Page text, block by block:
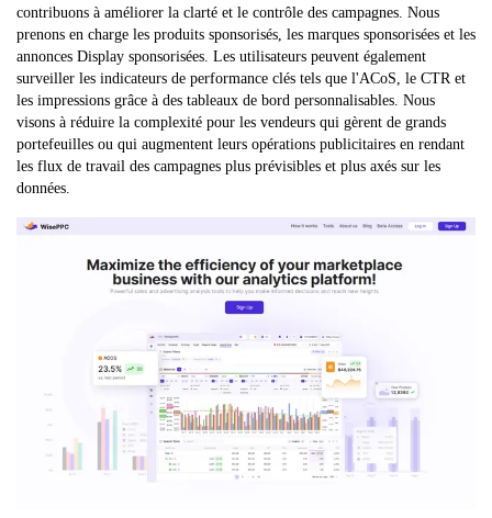
contribuons à améliorer la clarté et le contrôle des campagnes. Nous
prenons en charge les produits sponsorisés, les marques sponsorisées et les
annonces Display sponsorisées. Les utilisateurs peuvent également
surveiller les indicateurs de performance clés tels que l'ACoS, le CTR et
les impressions grâce à des tableaux de bord personnalisables. Nous
visons à réduire la complexité pour les vendeurs qui gèrent de grands
portefeuilles ou qui augmentent leurs opérations publicitaires en rendant
les flux de travail des campagnes plus prévisibles et plus axés sur les
données.